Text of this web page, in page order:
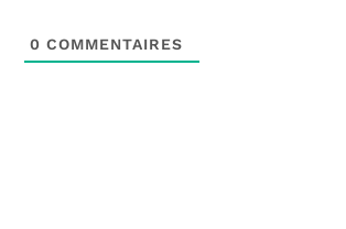
0 COMMENTAIRES